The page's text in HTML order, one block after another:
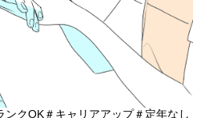
クOK＃キャリアアップ＃定年なし